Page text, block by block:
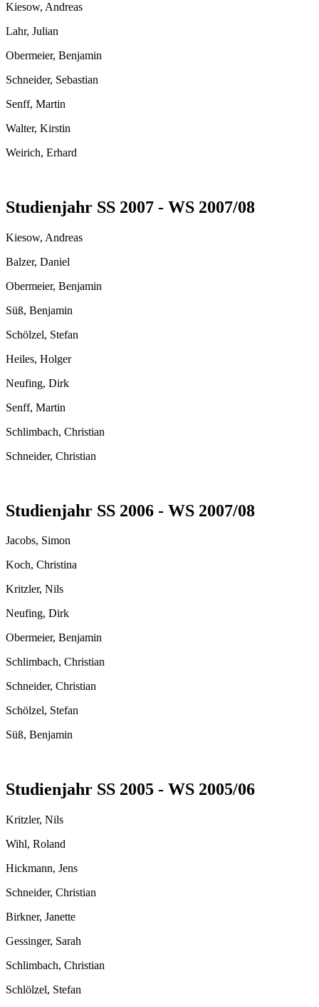
Kiesow, Andreas
Lahr, Julian
Obermeier, Benjamin
Schneider, Sebastian
Senff, Martin
Walter, Kirstin
Weirich, Erhard
Studienjahr SS 2007 - WS 2007/08
Kiesow, Andreas
Balzer, Daniel
Obermeier, Benjamin
Süß, Benjamin
Schölzel, Stefan
Heiles, Holger
Neufing, Dirk
Senff, Martin
Schlimbach, Christian
Schneider, Christian
Studienjahr SS 2006 - WS 2007/08
Jacobs, Simon
Koch, Christina
Kritzler, Nils
Neufing, Dirk
Obermeier, Benjamin
Schlimbach, Christian
Schneider, Christian
Schölzel, Stefan
Süß, Benjamin
Studienjahr SS 2005 - WS 2005/06
Kritzler, Nils
Wihl, Roland
Hickmann, Jens
Schneider, Christian
Birkner, Janette
Gessinger, Sarah
Schlimbach, Christian
Schlölzel, Stefan